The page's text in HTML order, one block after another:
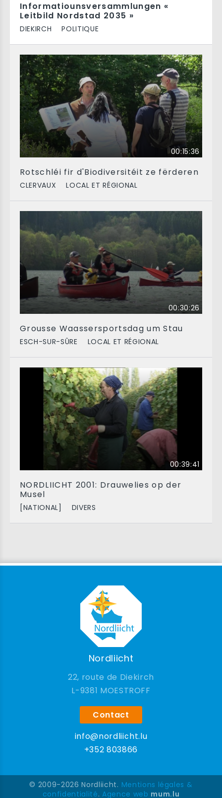
Informatiounsversammlungen «
Leitbild Nordstad 2035 »
DIEKIRCH POLITIQUE
00:15:36
Rotschléi fir d'Biodiversitéit ze fërderen
CLERVAUX LOCAL ET RÉGIONAL
00:30:26
Grousse Waassersportsdag um Stau
ESCH-SUR-SÛRE LOCAL ET RÉGIONAL
00:39:41
NORDLIICHT 2001: Drauwelies op der
Musel
[NATIONAL] DIVERS
Nordliicht
22, route de Diekirch
9381 MOESTROFF
Contact
info@nordliicht.lu
+352 803866
© 2009-2026 Nordliicht. Mentions légales &
confidentialité. Agence web mum.lu